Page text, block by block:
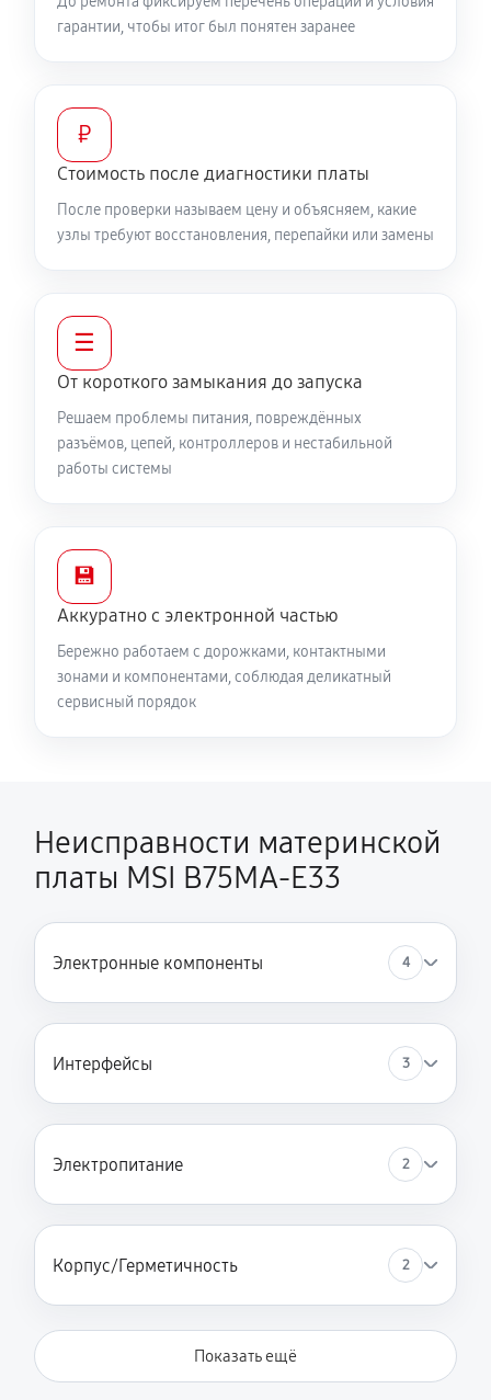
гарантии, чтобы итог был понятен заранее
₽
Стоимость после диагностики платы
После проверки называем цену и объясняем, какие
узлы требуют восстановления, перепайки или замены
☰
От короткого замыкания до запуска
Решаем проблемы питания, повреждённых
разъёмов, цепей, контроллеров и нестабильной
работы системы
💾
Аккуратно с электронной частью
Бережно работаем с дорожками, контактными
зонами и компонентами, соблюдая деликатный
сервисный порядок
Неисправности материнской
платы MSI B75MA-E33
Электронные компоненты 4
Интерфейсы 3
Электропитание 2
Корпус/Герметичность 2
Показать ещё